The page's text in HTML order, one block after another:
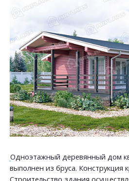
Одноэтажный деревянный дом
выполнен из бруса. Конструкция
Строительство здания